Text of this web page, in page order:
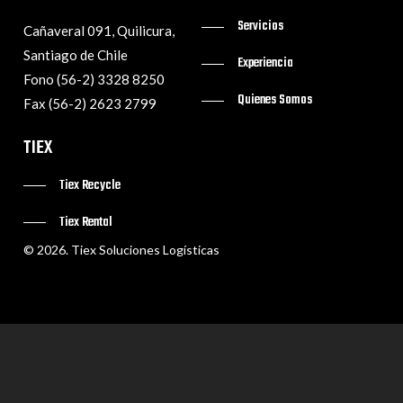
Cañaveral 091, Quilicura,
Santiago de Chile
Fono (56-2) 3328 8250
Fax (56-2) 2623 2799
Servicios
Experiencia
Quienes Somos
TIEX
Tiex Recycle
Tiex Rental
© 2026. Tiex Soluciones Logísticas